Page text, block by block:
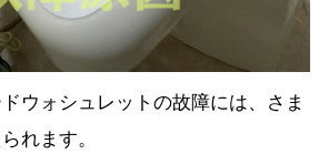
ウォシュレットの故障には、さま
れます。